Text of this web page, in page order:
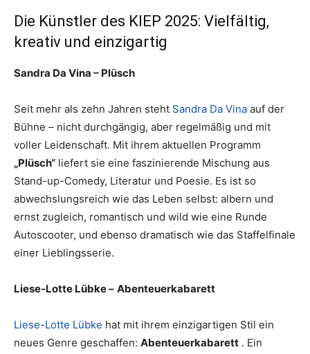
Die Künstler des KIEP 2025: Vielfältig,
kreativ und einzigartig
Sandra Da Vina – Plüsch
Seit mehr als zehn Jahren steht Sandra Da Vina auf der
Bühne – nicht durchgängig, aber regelmäßig und mit
voller Leidenschaft. Mit ihrem aktuellen Programm
„Plüsch“ liefert sie eine faszinierende Mischung aus
Stand-up-Comedy, Literatur und Poesie. Es ist so
abwechslungsreich wie das Leben selbst: albern und
ernst zugleich, romantisch und wild wie eine Runde
Autoscooter, und ebenso dramatisch wie das Staffelfinale
einer Lieblingsserie.
Liese-Lotte Lübke – Abenteuerkabarett
Liese-Lotte Lübke hat mit ihrem einzigartigen Stil ein
neues Genre geschaffen: Abenteuerkabarett . Ein